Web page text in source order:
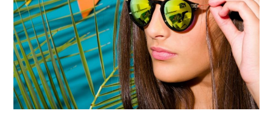
SO HIGH-TECH
SO PRATIQUE
CONTACT